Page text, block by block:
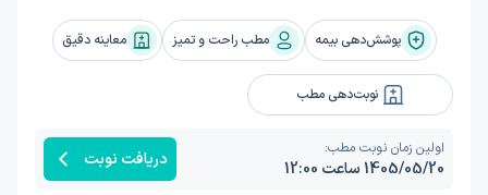
پوشش‌دهی بیمه مطب راحت و تمیز معاینه دقیق
نوبت‌دهی مطب
اولین زمان نوبت مطب:
1405/05/20 ساعت 12:00 دریافت نوبت